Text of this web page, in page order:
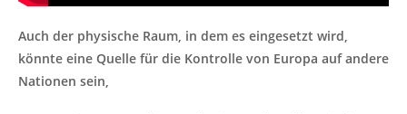
Auch der physische Raum, in dem es eingesetzt wird,
könnte eine Quelle für die Kontrolle von Europa auf andere
Nationen sein,